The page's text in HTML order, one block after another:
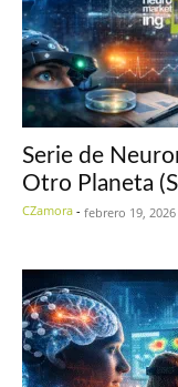
Serie de
Otro Planeta
CZamora - febrero 19, 2026